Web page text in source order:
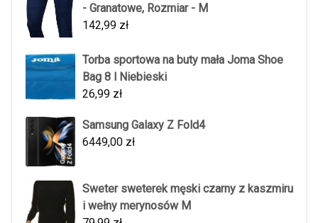
- Granatowe, Rozmiar - M
142,99 zł
Torba sportowa na buty mała Joma Shoe
Bag 8 l Niebieski
26,99 zł
Samsung Galaxy Z Fold4
6449,00 zł
Sweter sweterek męski czarny z kaszmiru
i wełny merynosów M